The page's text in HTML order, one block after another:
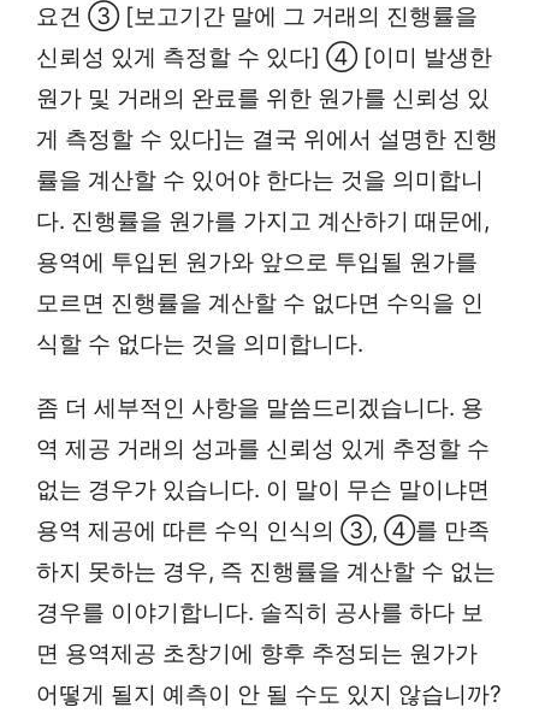
요건 ③ [보고기간 말에 그 거래의 진행률을
신뢰성 있게 측정할 수 있다] ④ [이미 발생한
원가 및 거래의 완료를 위한 원가를 신뢰성 있
게 측정할 수 있다]는 결국 위에서 설명한 진행
률을 계산할 수 있어야 한다는 것을 의미합니
다. 진행률을 원가를 가지고 계산하기 때문에,
용역에 투입된 원가와 앞으로 투입될 원가를
모르면 진행률을 계산할 수 없다면 수익을 인
식할 수 없다는 것을 의미합니다.
좀 더 세부적인 사항을 말씀드리겠습니다. 용
역 제공 거래의 성과를 신뢰성 있게 추정할 수
없는 경우가 있습니다. 이 말이 무슨 말이냐면
용역 제공에 따른 수익 인식의 ③, ④를 만족
하지 못하는 경우, 즉 진행률을 계산할 수 없는
경우를 이야기합니다. 솔직히 공사를 하다 보
면 용역제공 초창기에 향후 추정되는 원가가
어떻게 될지 예측이 안 될 수도 있지 않습니까?